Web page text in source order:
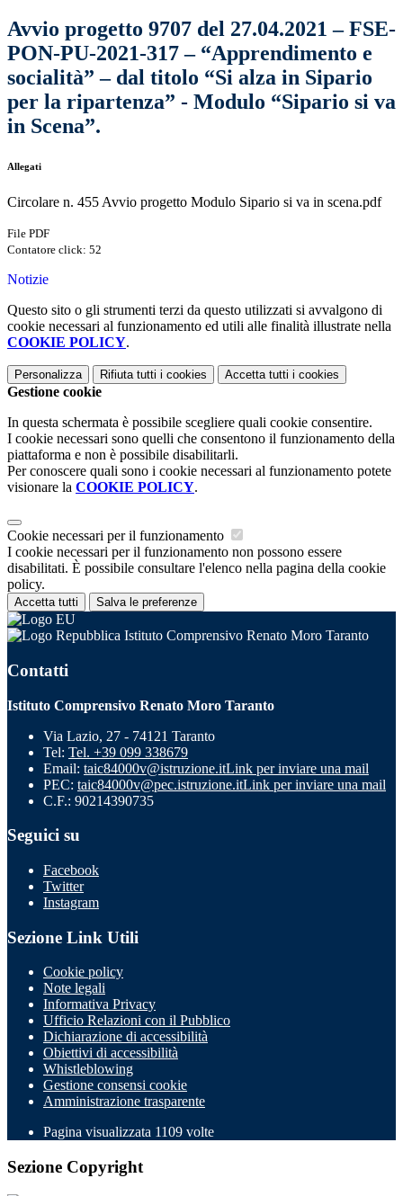
Avvio progetto 9707 del 27.04.2021 – FSE-
PON-PU-2021-317 – “Apprendimento e
socialità” – dal titolo “Si alza in Sipario
per la ripartenza” - Modulo “Sipario si va
in Scena”.
Allegati
Circolare n. 455 Avvio progetto Modulo Sipario si va in scena.pdf
File PDF
Contatore click: 52
Notizie
Questo sito o gli strumenti terzi da questo utilizzati si avvalgono di
cookie necessari al funzionamento ed utili alle finalità illustrate nella
COOKIE POLICY.
Personalizza Rifiuta tutti i cookies Accetta tutti i cookies
Gestione cookie
In questa schermata è possibile scegliere quali cookie consentire.
I cookie necessari sono quelli che consentono il funzionamento della
piattaforma e non è possibile disabilitarli.
Per conoscere quali sono i cookie necessari al funzionamento potete
visionare la COOKIE POLICY.
Cookie necessari per il funzionamento
I cookie necessari per il funzionamento non possono essere
disabilitati. È possibile consultare l'elenco nella pagina della cookie
policy.
Accetta tutti Salva le preferenze
Istituto Comprensivo Renato Moro Taranto
Contatti
Istituto Comprensivo Renato Moro Taranto
Via Lazio, 27 - 74121 Taranto
Tel: Tel. +39 099 338679
Email: taic84000v@istruzione.itLink per inviare una mail
PEC: taic84000v@pec.istruzione.itLink per inviare una mail
C.F.: 90214390735
Seguici su
Facebook
Twitter
Instagram
Sezione Link Utili
Cookie policy
Note legali
Informativa Privacy
Ufficio Relazioni con il Pubblico
Dichiarazione di accessibilità
Obiettivi di accessibilità
Whistleblowing
Gestione consensi cookie
Amministrazione trasparente
Pagina visualizzata 1109 volte
Sezione Copyright